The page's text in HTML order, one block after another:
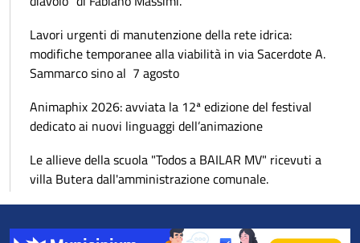
Lavori urgenti di manutenzione della rete idrica:
modifiche temporanee alla viabilità in via Sacerdote A.
Sammarco sino al 7 agosto
Animaphix 2026: avviata la 12ª edizione del festival
dedicato ai nuovi linguaggi dell’animazione
Le allieve della scuola "Todos a BAILAR MV" ricevuti a
villa Butera dall'amministrazione comunale.